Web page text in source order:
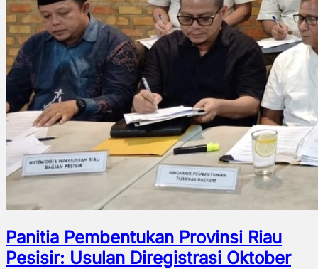
Panitia Pembentukan Provinsi Riau
Pesisir: Usulan Diregistrasi Oktober